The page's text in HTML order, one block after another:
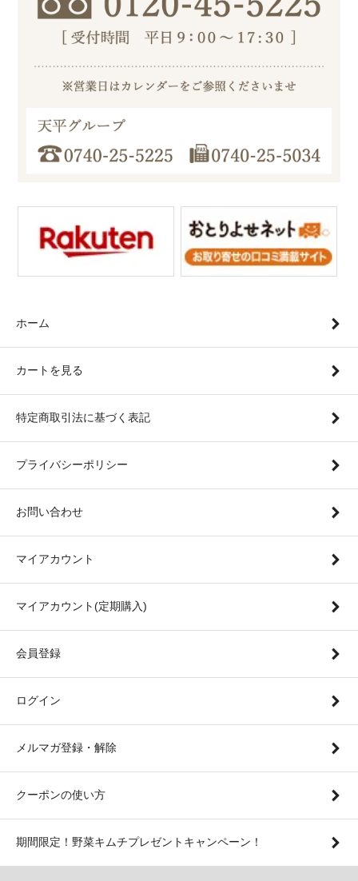
ホーム
カートを見る
特定商取引法に基づく表記
プライバシーポリシー
お問い合わせ
マイアカウント
マイアカウント(定期購入)
会員登録
ログイン
メルマガ登録・解除
クーポンの使い方
期間限定！野菜キムチプレゼントキャンペーン！